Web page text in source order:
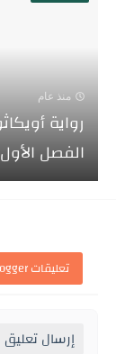
منذ عام
رواية
الفصل
تعليقات Blogger
إرسال تعليق